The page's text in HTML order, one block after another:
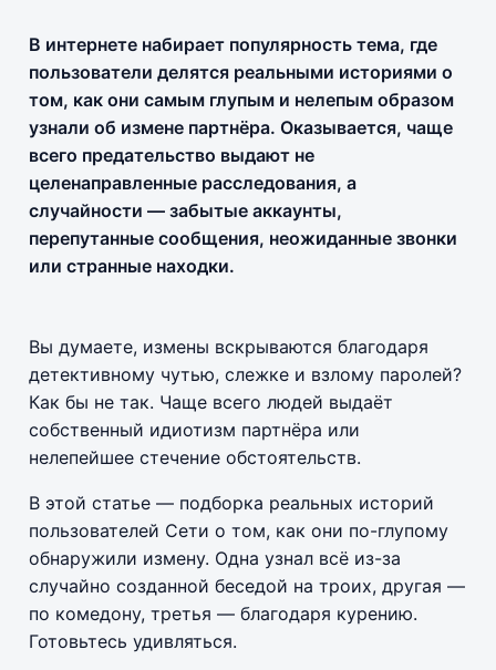
В интернете набирает популярность тема, где
пользователи делятся реальными историями о
том, как они самым глупым и нелепым образом
узнали об измене партнёра. Оказывается, чаще
всего предательство выдают не
целенаправленные расследования, а
случайности — забытые аккаунты,
перепутанные сообщения, неожиданные звонки
или странные находки.
Вы думаете, измены вскрываются благодаря
детективному чутью, слежке и взлому паролей?
Как бы не так. Чаще всего людей выдаёт
собственный идиотизм партнёра или
нелепейшее стечение обстоятельств.
В этой статье — подборка реальных историй
пользователей Сети о том, как они по-глупому
обнаружили измену. Одна узнал всё из-за
случайно созданной беседой на троих, другая —
по комедону, третья — благодаря курению.
Готовьтесь удивляться.